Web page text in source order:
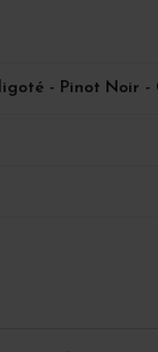
- Pinot Noir -